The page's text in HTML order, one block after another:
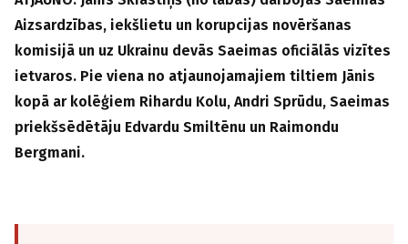
Aizsardzības, iekšlietu un korupcijas novēršanas
komisijā un uz Ukrainu devās Saeimas oficiālās vizītes
ietvaros. Pie viena no atjaunojamajiem tiltiem Jānis
kopā ar kolēģiem Rihardu Kolu, Andri Sprūdu, Saeimas
priekšsēdētāju Edvardu Smiltēnu un Raimondu
Bergmani.